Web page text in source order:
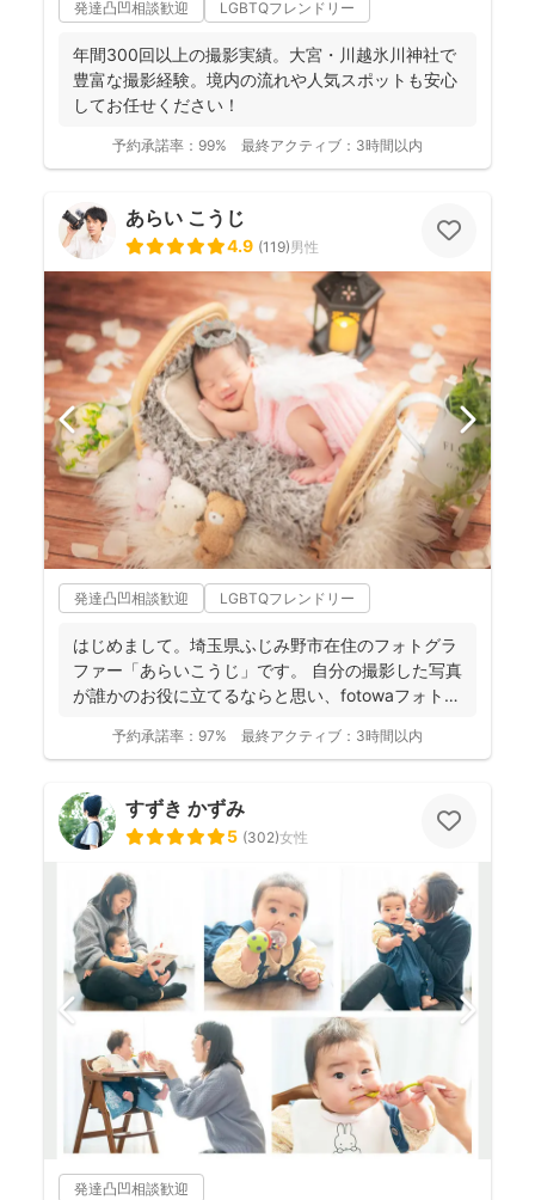
発達凸凹相談歓迎 LGBTQフレンドリー
年間300回以上の撮影実績。大宮・川越氷川神社で
豊富な撮影経験。境内の流れや人気スポットも安心
してお任せください！
予約承諾率： 99% 最終アクティブ： 3時間以内
あらい こうじ
4.9 (119)男性
発達凸凹相談歓迎 LGBTQフレンドリー
はじめまして。埼玉県ふじみ野市在住のフォトグラ
ファー「あらいこうじ」です。 自分の撮影した写真
が誰かのお役に立てるならと思い、fotowaフォトグ
予約承諾率： 97% 最終アクティブ： 3時間以内
すずき かずみ
5 (302)女性
発達凸凹相談歓迎